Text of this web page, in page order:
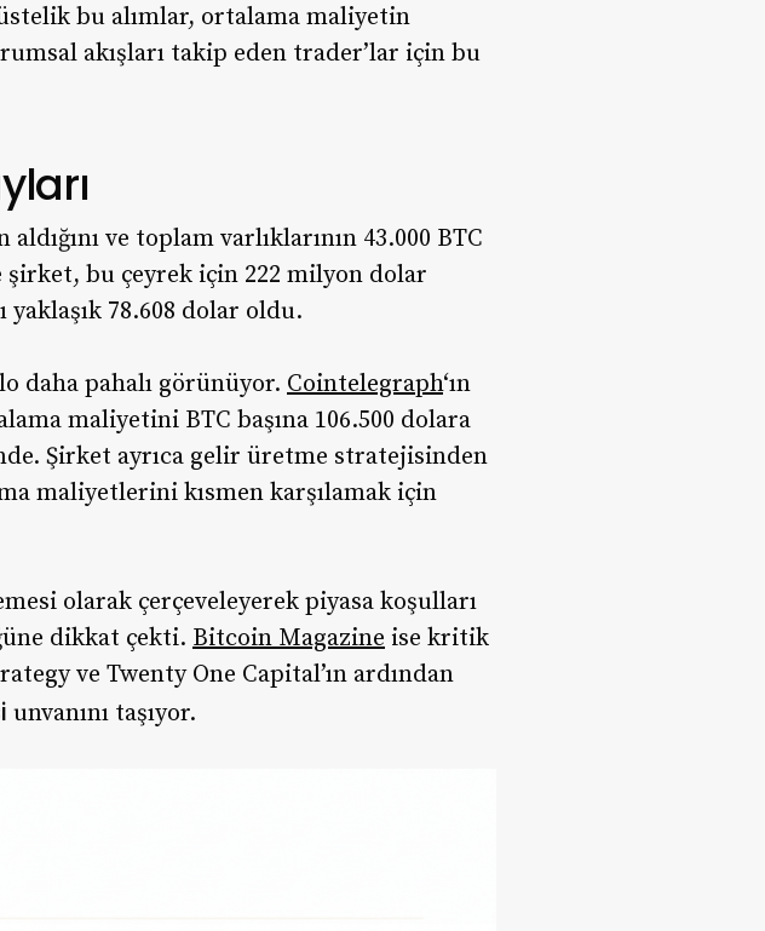
bu alımlar, ortalama maliyetin
akışları takip eden trader’lar için bu
ve toplam varlıklarının 43.000 BTC
şirket, bu çeyrek için 222 milyon dolar
78.608 dolar oldu.
daha pahalı görünüyor. Cointelegraph‘ın
maliyetini BTC başına 106.500 dolara
Şirket ayrıca gelir üretme stratejisinden
maliyetlerini kısmen karşılamak için
olarak çerçeveleyerek piyasa koşulları
dikkat çekti. Bitcoin Magazine ise kritik
ve Twenty One Capital’ın ardından
unvanını taşıyor.